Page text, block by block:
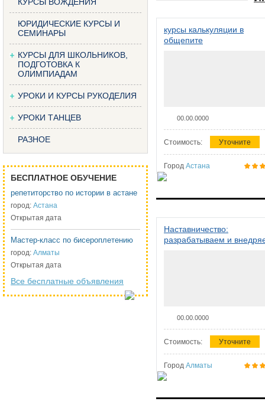
ЮРИДИЧЕСКИЕ КУРСЫ И
СЕМИНАРЫ
КУРСЫ ДЛЯ ШКОЛЬНИКОВ,
ПОДГОТОВКА К
ОЛИМПИАДАМ
УРОКИ И КУРСЫ РУКОДЕЛИЯ
УРОКИ ТАНЦЕВ
РАЗНОЕ
БЕСПЛАТНОЕ ОБУЧЕНИЕ
репетиторство по истории в астане
город: Астана
Открытая дата
Мастер-класс по бисероплетению
город: Алматы
Открытая дата
Все бесплатные объявления
курсы калькуляции в
общепите
00.00.0000
Стоимость: Уточните
Город Астана
Наставничество:
разрабатываем и
00.00.0000
Стоимость: Уточните
Город Алматы